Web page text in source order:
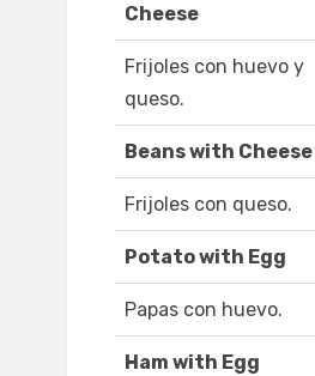
Cheese
Frijoles con huevo y
queso.
Beans with Cheese
Frijoles con queso.
Potato with Egg
Papas con huevo.
Ham with Egg